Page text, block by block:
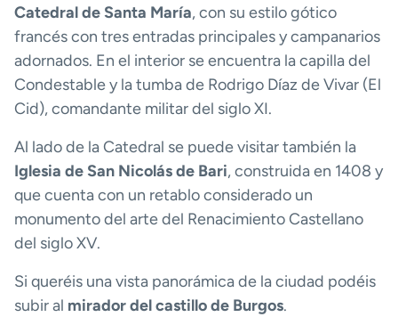
Catedral de Santa María, con su estilo gótico
francés con tres entradas principales y campanarios
adornados. En el interior se encuentra la capilla del
Condestable y la tumba de Rodrigo Díaz de Vivar (El
Cid), comandante militar del siglo XI.
Al lado de la Catedral se puede visitar también la
Iglesia de San Nicolás de Bari, construida en 1408 y
que cuenta con un retablo considerado un
monumento del arte del Renacimiento Castellano
del siglo XV.
Si queréis una vista panorámica de la ciudad podéis
subir al mirador del castillo de Burgos.